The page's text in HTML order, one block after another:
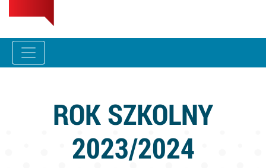
ROK SZKOLNY
2023/2024